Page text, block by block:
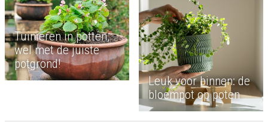
Tuinieren in potten,
wel met de juiste
potgrond!
Leuk voor binnen: de
bloempot op poten